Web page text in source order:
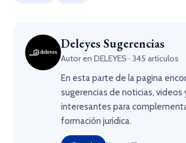
Deleyes Sugerencias
Autor en DELEYES · 345 artículos
En esta parte de la pagina
sugerencias de noticias, videos
interesantes para
formación jurídica.